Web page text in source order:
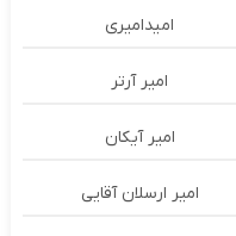
امیدامیری
امیر آرتر
امیر آیکان
امیر ارسلان آقایی